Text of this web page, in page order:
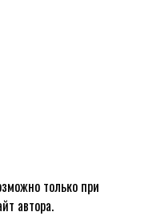
только при
автора.